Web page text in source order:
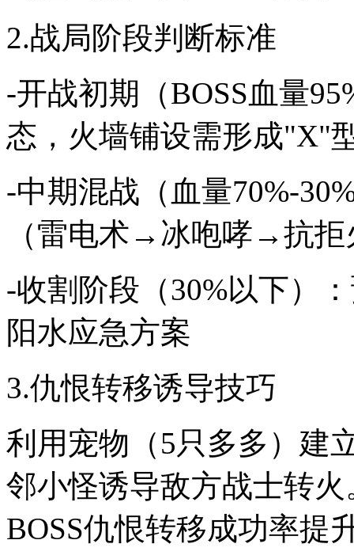
2.战局阶段判断标准
-开战初期（BOSS血量
态，火墙铺设需形成"X"
-中期混战（血量70%-
（雷电术→冰咆哮→抗拒
-收割阶段（30%以下）
阳水应急方案
3.仇恨转移诱导技巧
利用宠物（5只多多）建
邻小怪诱导敌方战士转
BOSS仇恨转移成功率提